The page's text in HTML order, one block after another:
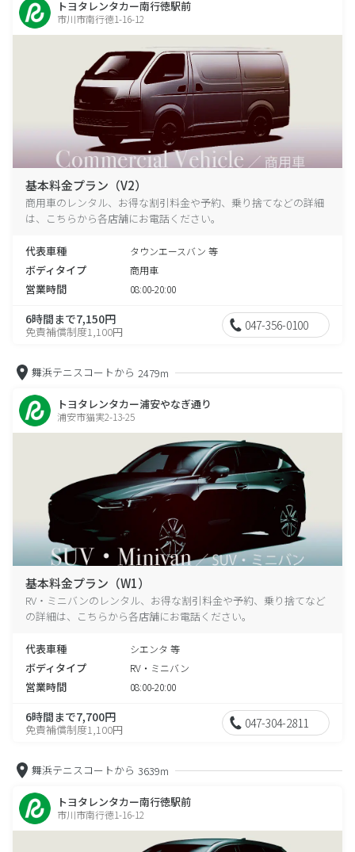
トヨタレンタカー南行徳駅前
市川市南行徳1-16-12
基本料金プラン（V2）
商用車のレンタル、お得な割引料金や予約、乗り捨てなどの詳細
は、こちらから各店舗にお電話ください。
代表車種 タウンエースバン 等
ボディタイプ 商用車
営業時間 08:00-20:00
6時間まで7,150円
免責補償制度1,100円 047-356-0100
舞浜テニスコートから 2479m
トヨタレンタカー浦安やなぎ通り
浦安市猫実2-13-25
基本料金プラン（W1）
RV・ミニバンのレンタル、お得な割引料金や予約、乗り捨てなど
の詳細は、こちらから各店舗にお電話ください。
代表車種 シエンタ 等
ボディタイプ RV・ミニバン
営業時間 08:00-20:00
6時間まで7,700円
免責補償制度1,100円 047-304-2811
舞浜テニスコートから 3639m
トヨタレンタカー南行徳駅前
市川市南行徳1-16-12